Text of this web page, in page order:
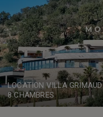
LOCATION VILLA GRIMAUD
8 CHAMBRES